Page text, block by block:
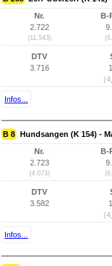
Nr.
2.722
(11.543)
B-
DTV
3.716
Infos...
B 8 Hundsangen (K 154) -
Nr.
2.723
(4.073)
B-
DTV
3.582
Infos...